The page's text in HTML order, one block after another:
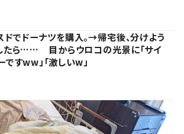
ドでドーナツを購入。→帰宅後、分けよう
たら…… 目からウロコの光景に「サイ
ですww」「激しいw」